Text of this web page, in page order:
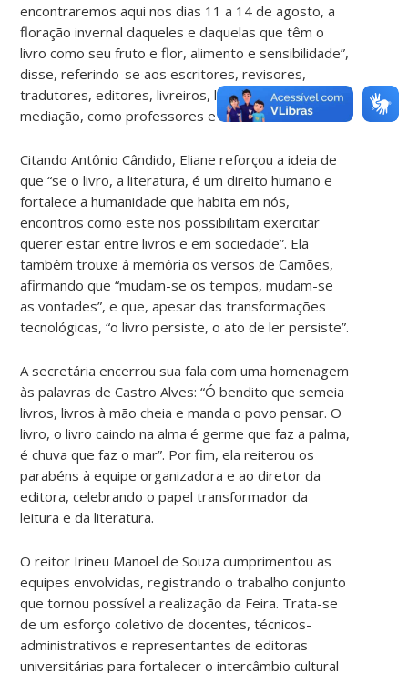
encontraremos aqui nos dias 11 a 14 de agosto, a
floração invernal daqueles e daquelas que têm o
livro como seu fruto e flor, alimento e sensibilidade”,
disse, referindo-se aos escritores, revisores,
tradutores, editores, livreiros, leitores e agentes de
mediação, como professores e bibliotecários.
Citando Antônio Cândido, Eliane reforçou a ideia de
que “se o livro, a literatura, é um direito humano e
fortalece a humanidade que habita em nós,
encontros como este nos possibilitam exercitar
querer estar entre livros e em sociedade”. Ela
também trouxe à memória os versos de Camões,
afirmando que “mudam-se os tempos, mudam-se
as vontades”, e que, apesar das transformações
tecnológicas, “o livro persiste, o ato de ler persiste”.
A secretária encerrou sua fala com uma homenagem
às palavras de Castro Alves: “Ó bendito que semeia
livros, livros à mão cheia e manda o povo pensar. O
livro, o livro caindo na alma é germe que faz a palma,
é chuva que faz o mar”. Por fim, ela reiterou os
parabéns à equipe organizadora e ao diretor da
editora, celebrando o papel transformador da
leitura e da literatura.
O reitor Irineu Manoel de Souza cumprimentou as
equipes envolvidas, registrando o trabalho conjunto
que tornou possível a realização da Feira. Trata-se
de um esforço coletivo de docentes, técnicos-
administrativos e representantes de editoras
universitárias para fortalecer o intercâmbio cultural